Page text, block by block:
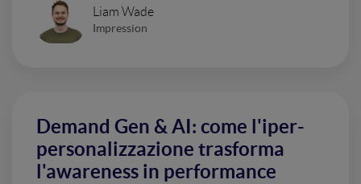
Liam Wade
Impression
Demand Gen & AI: come l'iper-
personalizzazione trasforma
l'awareness in performance